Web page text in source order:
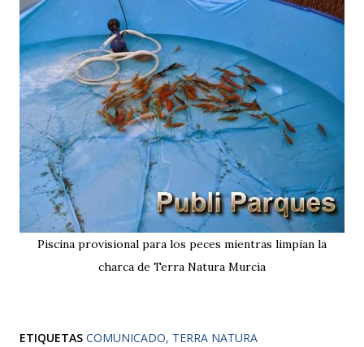
Piscina provisional para los peces mientras limpian la
charca de Terra Natura Murcia
ETIQUETAS COMUNICADO TERRA NATURA